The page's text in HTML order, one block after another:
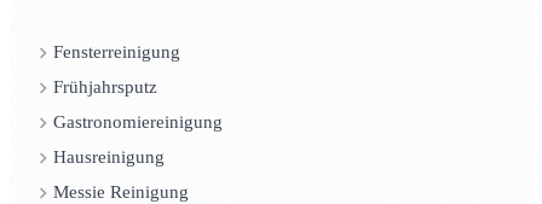
Fensterreinigung
Frühjahrsputz
Gastronomiereinigung
Hausreinigung
Messie Reinigung